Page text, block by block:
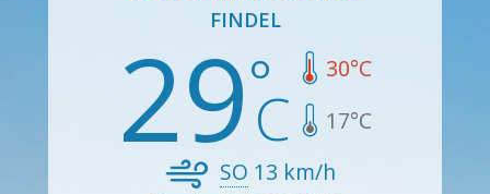
FINDEL
29 30°C
17°C
SO 13 km/h